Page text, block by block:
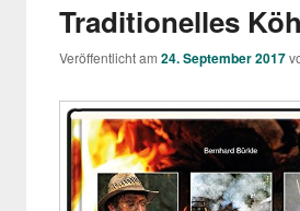
Traditionelles
Veröffentlicht am 24. September 2017